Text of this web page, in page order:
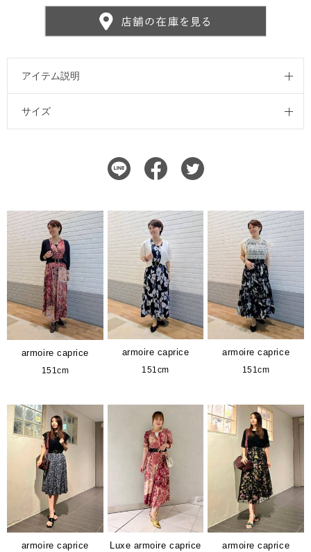
アイテム説明
サイズ
armoire caprice
151cm
armoire caprice
151cm
armoire caprice
151cm
armoire caprice Luxe armoire caprice armoire caprice